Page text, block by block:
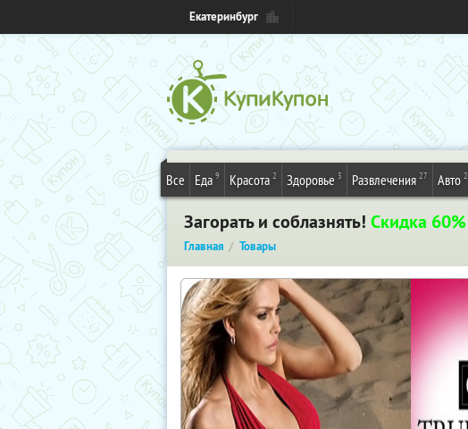
Екатеринбург
Все Еда 9 Красота 2 Здоровье 3 Развлечения 27 Авто 2
Загорать и соблазнять! Скидка 60%
Главная Товары